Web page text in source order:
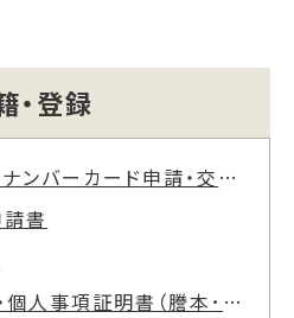
・登録
カード申請・交付業務時間外窓口
書
書（謄本･抄本）等の郵送請求について